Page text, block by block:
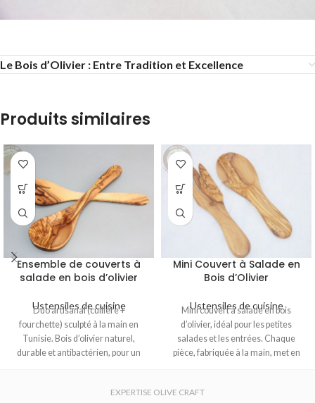
Le Bois d’Olivier : Entre Tradition et Excellence
Produits similaires
Ensemble de couverts à
salade en bois d’olivier
Ustensiles de cuisine
Duo artisanal (cuillère +
fourchette) sculpté à la main en
Tunisie. Bois d’olivier naturel,
durable et antibactérien, pour un
Mini Couvert à Salade en
Bois d’Olivier
Ustensiles de cuisine
Mini couvert à salade en bois
d’olivier, idéal pour les petites
salades et les entrées. Chaque
pièce, fabriquée à la main, met en
entretenir, il ajoute une touche
EXPERTISE OLIVE CRAFT